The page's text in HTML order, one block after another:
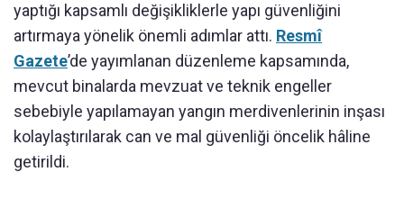
yaptığı kapsamlı değişikliklerle yapı güvenliğini
artırmaya yönelik önemli adımlar attı. Resmî
Gazete’de yayımlanan düzenleme kapsamında,
mevcut binalarda mevzuat ve teknik engeller
sebebiyle yapılamayan yangın merdivenlerinin inşası
kolaylaştırılarak can ve mal güvenliği öncelik hâline
getirildi.